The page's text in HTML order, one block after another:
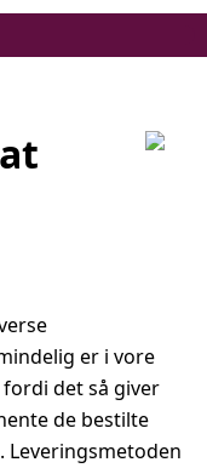
er i vore
det så giver
de bestilte
Leveringsmetoden